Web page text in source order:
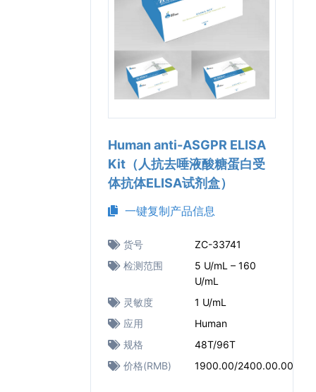
Human anti-ASGPR ELISA
Kit（人抗去唾液酸糖蛋白受
体抗体ELISA试剂盒）
一键复制产品信息
货号
ZC-33741
检测范围
5 U/mL – 160
U/mL
灵敏度
1 U/mL
应用
Human
规格
48T/96T
价格(RMB)
1900.00/2400.00.00